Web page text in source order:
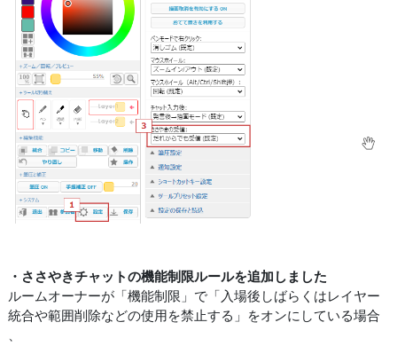
・ささやきチャットの機能制限ルールを追加しました
ルームオーナーが「機能制限」で「入場後しばらくはレイヤー
統合や範囲削除などの使用を禁止する」をオンにしている場合